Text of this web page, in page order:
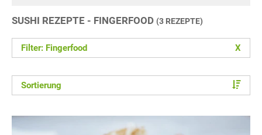
SUSHI REZEPTE - FINGERFOOD (3 REZEPTE)
Filter: Fingerfood X
Sortierung